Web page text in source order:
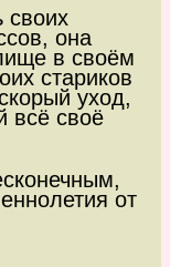
своих
она
в своём
стариков
уход,
всё своё
от